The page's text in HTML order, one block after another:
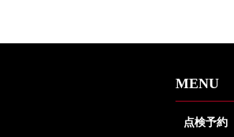
MENU
点検予約